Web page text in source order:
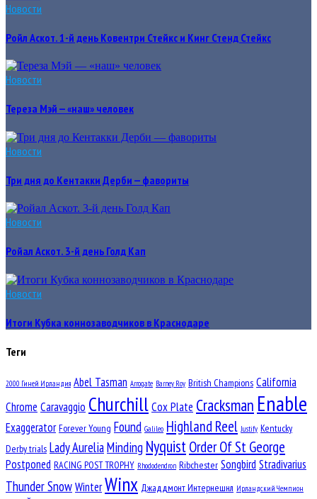
Новости
Ройл Аскот. 1-й день Ковентри Стейкс и Кинг Стенд Стейкс
Новости
Тереза Мэй — «наш» человек
Новости
Три дня до Кентакки Дерби — фавориты
Новости
Ройал Аскот. 3-й день Голд Кап
Новости
Итоги Кубка коннозаводчиков в Краснодаре
Теги
2000 Гиней Ирландия Abel Tasman Arrogate Barney Roy British Champions California
Chrome Caravaggio ChurchillCox Plate Cracksman Enable
Exaggerator Forever Young Found Galileo Highland Reel Justify Kentucky
Derby trials Lady AureliaMinding NyquistOrder Of St George
Postponed RACING POST TROPHY Rhododendron Ribchester Songbird Stradivarius
Thunder SnowWinterWinx Джаддмонт Интернешнл Ирландский Чемпион